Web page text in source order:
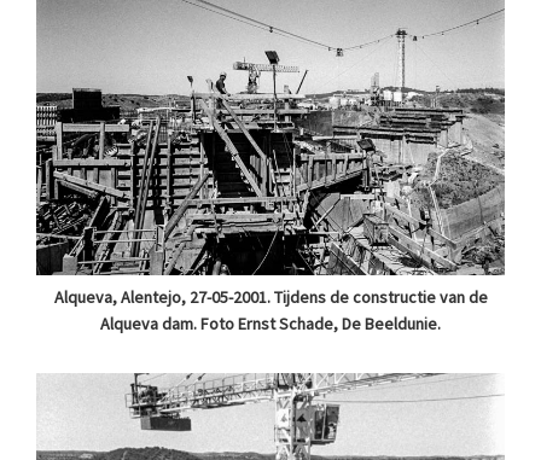
Alqueva, Alentejo, 27-05-2001. Tijdens de constructie van de
Alqueva dam. Foto Ernst Schade, De Beeldunie.